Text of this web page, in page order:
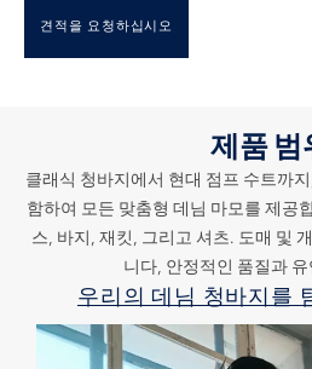
견적을 요청하십시오
제품 범
클래식 청바지에서 현대 점프 수트까
함하여 모든 맞춤형 데님 마모를 제공
스, 바지, 재킷, 그리고 셔츠. 도매 및
니다, 안정적인 품질과
우리의 데님 청바지를